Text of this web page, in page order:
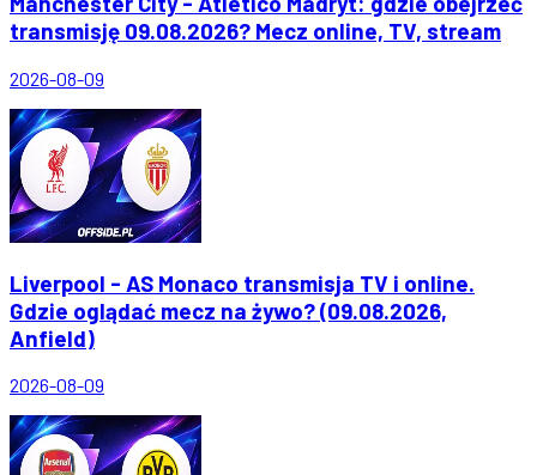
transmisję 09.08.2026? Mecz online, TV, stream
2026-08-09
Liverpool - AS Monaco transmisja TV i online.
Gdzie oglądać mecz na żywo? (09.08.2026,
Anfield)
2026-08-09